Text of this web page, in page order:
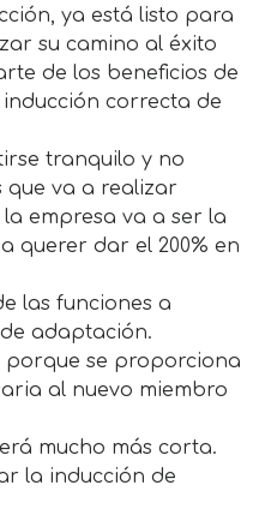
ya está listo para
su camino al éxito
de los beneficios de
correcta de
tranquilo y no
que va a realizar
empresa va a ser la
querer dar el 200% en
las funciones a
adaptación.
porque se proporciona
al nuevo miembro
mucho más corta.
la inducción de